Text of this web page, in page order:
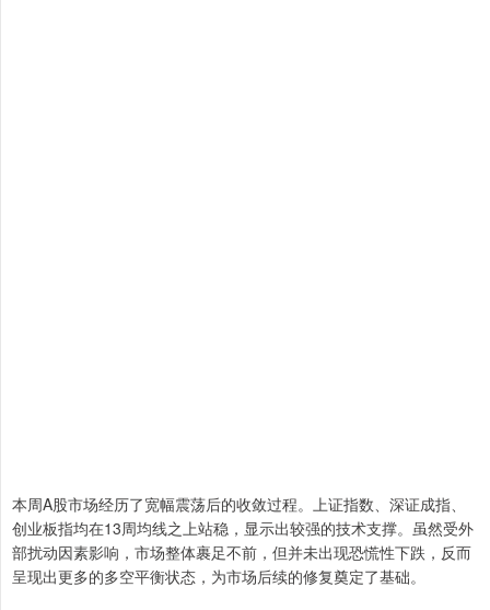
本周A股市场经历了宽幅震荡后的收敛过程。上证指数、深证成指、
创业板指均在13周均线之上站稳，显示出较强的技术支撑。虽然受外
部扰动因素影响，市场整体裹足不前，但并未出现恐慌性下跌，反而
呈现出更多的多空平衡状态，为市场后续的修复奠定了基础。